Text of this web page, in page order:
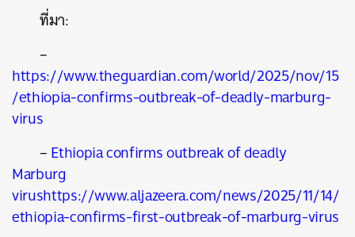
ที่มา:
–
https://www.theguardian.com/world/2025/nov/15
/ethiopia-confirms-outbreak-of-deadly-marburg-
virus
–Ethiopia confirms outbreak of deadly
Marburg
virushttps://www.aljazeera.com/news/2025/11/14/
ethiopia-confirms-first-outbreak-of-marburg-virus